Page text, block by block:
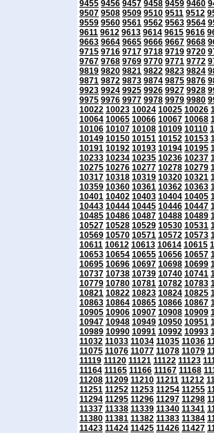
9455 9456 9457 9458 9459 9460
9507 9508 9509 9510 9511 9512
9559 9560 9561 9562 9563 9564
9611 9612 9613 9614 9615 9616
9663 9664 9665 9666 9667 9668
9715 9716 9717 9718 9719 9720
9767 9768 9769 9770 9771 9772
9819 9820 9821 9822 9823 9824
9871 9872 9873 9874 9875 9876
9923 9924 9925 9926 9927 9928
9975 9976 9977 9978 9979 9980
10022 10023 10024 10025 10026
10064 10065 10066 10067 10068
10106 10107 10108 10109 10110
10149 10150 10151 10152 10153
10191 10192 10193 10194 10195
10233 10234 10235 10236 10237
10275 10276 10277 10278 10279
10317 10318 10319 10320 10321
10359 10360 10361 10362 10363
10401 10402 10403 10404 10405
10443 10444 10445 10446 10447
10485 10486 10487 10488 10489
10527 10528 10529 10530 10531
10569 10570 10571 10572 10573
10611 10612 10613 10614 10615
10653 10654 10655 10656 10657
10695 10696 10697 10698 10699
10737 10738 10739 10740 10741
10779 10780 10781 10782 10783
10821 10822 10823 10824 10825
10863 10864 10865 10866 10867
10905 10906 10907 10908 10909
10947 10948 10949 10950 10951
10989 10990 10991 10992 10993
11032 11033 11034 11035 11036
11075 11076 11077 11078 11079
11119 11120 11121 11122 11123
11164 11165 11166 11167 11168
11208 11209 11210 11211 11212
11251 11252 11253 11254 11255
11294 11295 11296 11297 11298
11337 11338 11339 11340 11341
11380 11381 11382 11383 11384
11423 11424 11425 11426 11427